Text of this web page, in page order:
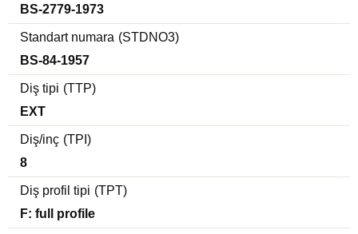
BS-2779-1973
Standart numara (STDNO3)
BS-84-1957
Diş tipi (TTP)
EXT
Diş/inç (TPI)
8
Diş profil tipi (TPT)
F: full profile